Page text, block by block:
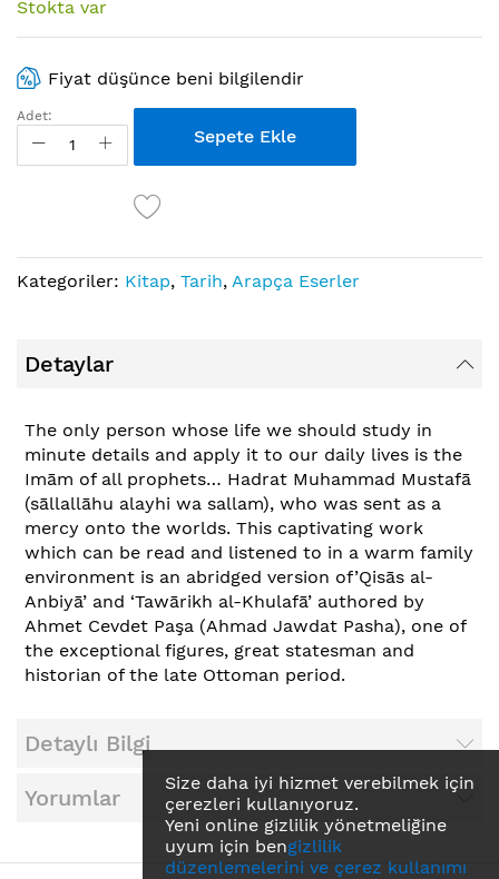
Size daha iyi hizmet verebilmek için
çerezleri kullanıyoruz.
Yeni online gizlilik yönetmeliğine
uyum için bengizlilik
düzenlemelerini ve çerez kullanımı
Stokta var
Fiyat düşünce beni bilgilendir
Adet:
Sepete Ekle
Kategoriler: Kitap, Tarih, Arapça Eserler
Detaylar
The only person whose life we should study in
minute details and apply it to our daily lives is the
Imām of all prophets… Hadrat Muhammad Mustafā
(sāllallāhu alayhi wa sallam), who was sent as a
mercy onto the worlds. This captivating work
which can be read and listened to in a warm family
environment is an abridged version of’Qisās al-
Anbiyā’ and ‘Tawārikh al-Khulafā’ authored by
Ahmet Cevdet Paşa (Ahmad Jawdat Pasha), one of
the exceptional figures, great statesman and
historian of the late Ottoman period.
Detaylı Bilgi
Yorumlar